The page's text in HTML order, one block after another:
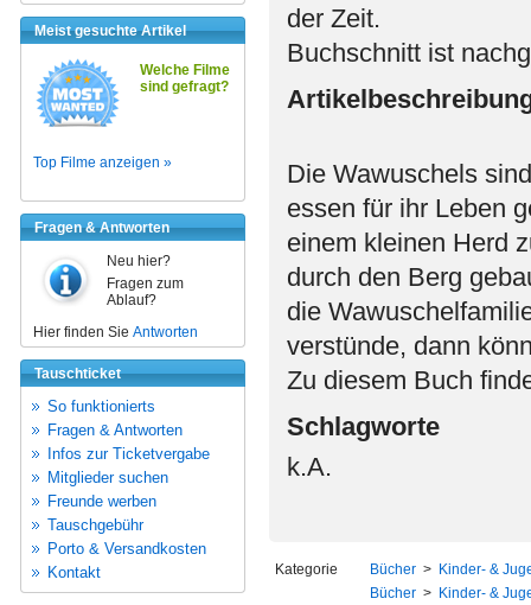
Meist gesuchte Artikel
Welche Filme
sind gefragt?
Top Filme anzeigen »
Fragen & Antworten
Neu hier?
Fragen zum
Ablauf?
Hier finden Sie Antworten
Tauschticket
So funktionierts
Fragen & Antworten
Infos zur Ticketvergabe
Mitglieder suchen
Freunde werben
Tauschgebühr
Porto & Versandkosten
Kontakt
der Zeit.
Buchschnitt ist
Die Wawuschels
essen für ihr Leben
einem kleinen Herd
durch den Berg
die
verstünde, dann
Zu diesem Buch
Schlagworte
k.A.
Kategorie Bücher > Kinder- &
Bücher > Kinder- &